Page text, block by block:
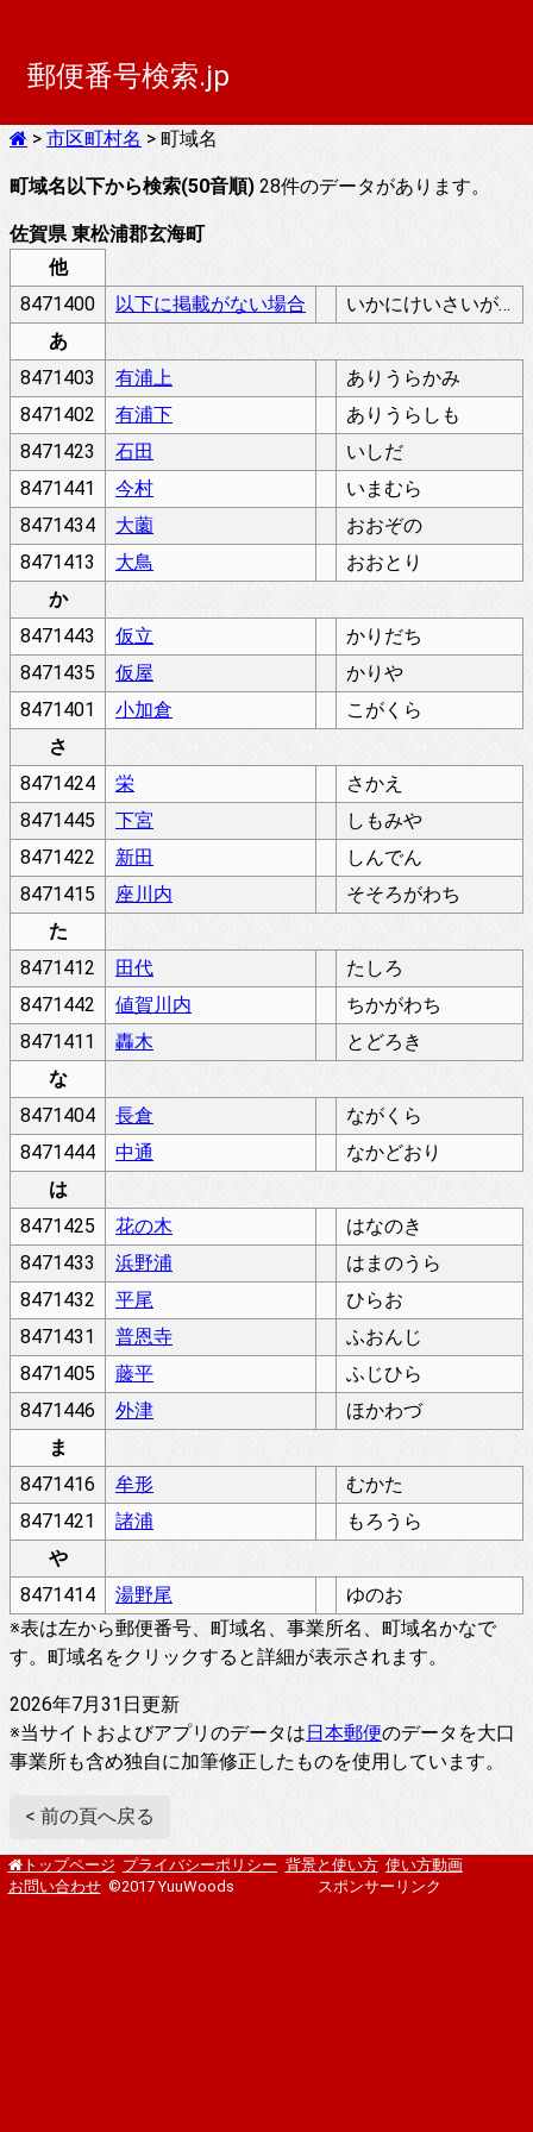
郵便番号検索.jp
> 市区町村名 > 町域名
町域名以下から検索(50音順) 28件のデータがあります。
佐賀県 東松浦郡玄海町
他
8471400
以下に掲載がない場合
いかにけいさいがないばあい
あ
8471403
有浦上
ありうらかみ
8471402
有浦下
ありうらしも
8471423
石田
いしだ
8471441
今村
いまむら
8471434
大薗
おおぞの
8471413
大鳥
おおとり
か
8471443
仮立
かりだち
8471435
仮屋
かりや
8471401
小加倉
こがくら
さ
8471424
栄
さかえ
8471445
下宮
しもみや
8471422
新田
しんでん
8471415
座川内
そそろがわち
た
8471412
田代
たしろ
8471442
値賀川内
ちかがわち
8471411
轟木
とどろき
な
8471404
長倉
ながくら
8471444
中通
なかどおり
は
8471425
花の木
はなのき
8471433
浜野浦
はまのうら
8471432
平尾
ひらお
8471431
普恩寺
ふおんじ
8471405
藤平
ふじひら
8471446
外津
ほかわづ
ま
8471416
牟形
むかた
8471421
諸浦
もろうら
や
8471414
湯野尾
ゆのお
※表は左から郵便番号、町域名、事業所名、町域名かなで
す。町域名をクリックすると詳細が表示されます。
2026年7月31日更新
※当サイトおよびアプリのデータは日本郵便のデータを大口
事業所も含め独自に加筆修正したものを使用しています。
< 前の頁へ戻る
トップページ プライバシーポリシー 背景と使い方 使い方動画
お問い合わせ ©2017 YuuWoods スポンサーリンク